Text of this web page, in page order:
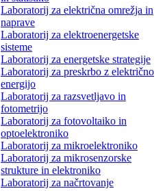
Laboratorij za električna omrežja in
naprave
Laboratorij za elektroenergetske
sisteme
Laboratorij za energetske strategije
Laboratorij za preskrbo z električno
energijo
Laboratorij za razsvetljavo in
fotometrijo
Laboratorij za fotovoltaiko in
optoelektroniko
Laboratorij za mikroelektroniko
Laboratorij za mikrosenzorske
strukture in elektroniko
Laboratorij za načrtovanje